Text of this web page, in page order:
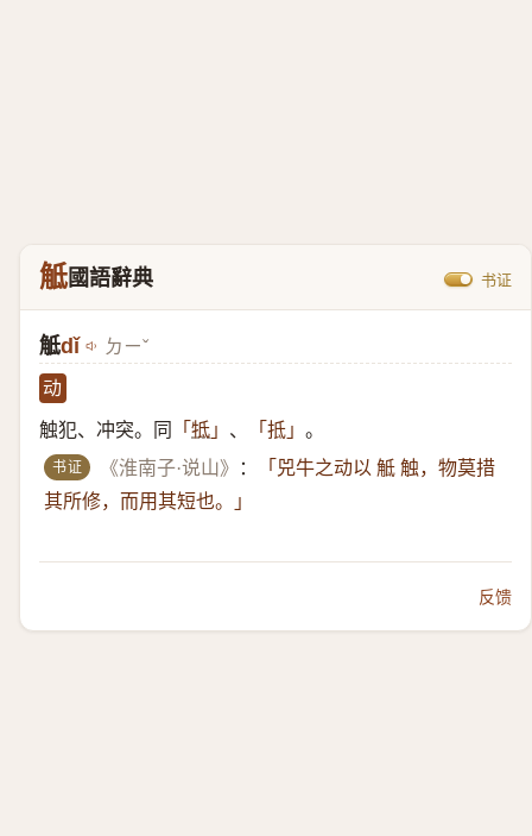
觝國語辭典 书证
觝dǐ ㄉㄧˇ
动
触犯、冲突。同 「 牴 」 、 「抵」 。
书证 《淮南子·说山》 ：
「兕牛之动以 觝 触，物莫措
其所修，而用其短也。」
反馈